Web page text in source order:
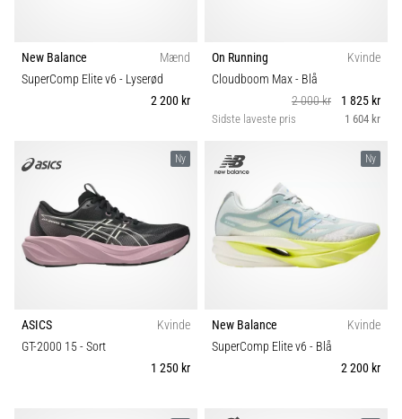
New Balance
Mænd
SuperComp Elite v6 - Lyserød
2 200 kr
On Running
Kvinde
Cloudboom Max- Blå
2 000 kr
1 825 kr
Sidste laveste pris 1 604 kr
Ny
ASICS
Kvinde
GT-2000 15- Sort
1 250 kr
Ny
New Balance
Kvinde
SuperComp Elite v6 - Blå
2 200 kr